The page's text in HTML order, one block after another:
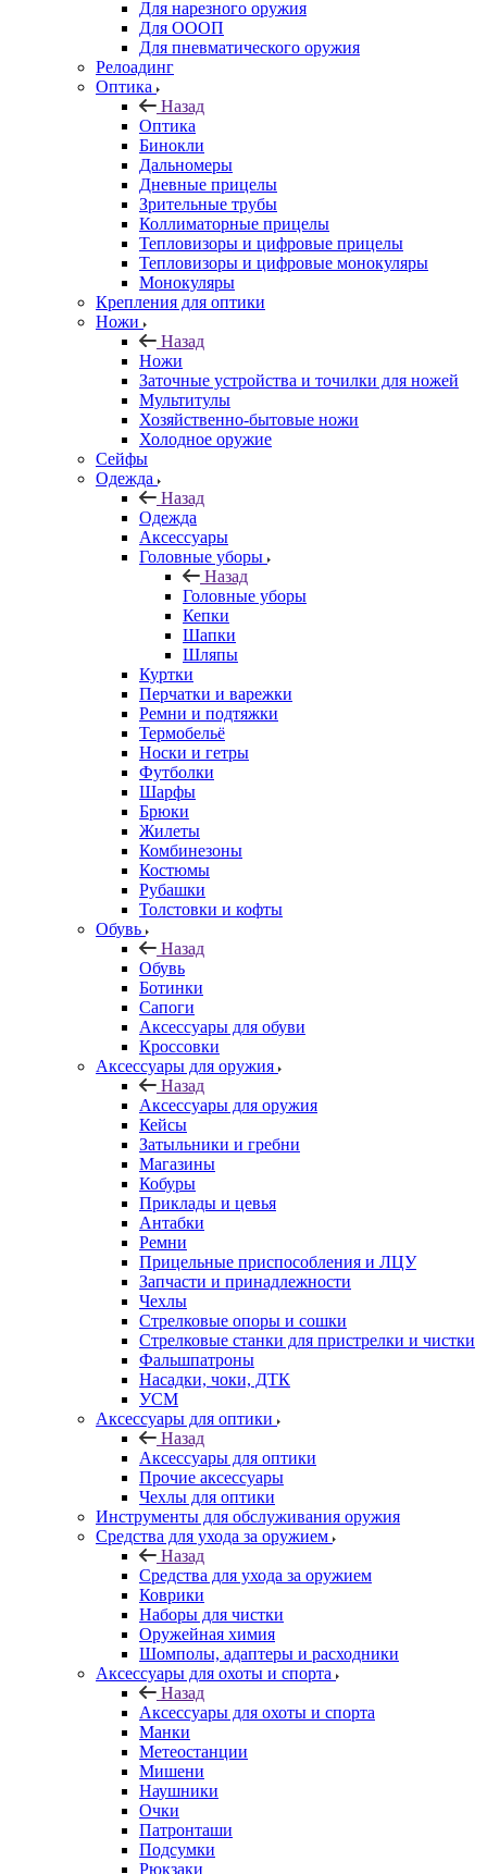
Для нарезного оружия
Для ОООП
Для пневматического оружия
Релоадинг
Оптика
Назад
Оптика
Бинокли
Дальномеры
Дневные прицелы
Зрительные трубы
Коллиматорные прицелы
Тепловизоры и цифровые прицелы
Тепловизоры и цифровые монокуляры
Монокуляры
Крепления для оптики
Ножи
Назад
Ножи
Заточные устройства и точилки для ножей
Мультитулы
Хозяйственно-бытовые ножи
Холодное оружие
Сейфы
Одежда
Назад
Одежда
Аксессуары
Головные уборы
Назад
Головные уборы
Кепки
Шапки
Шляпы
Куртки
Перчатки и варежки
Ремни и подтяжки
Термобельё
Носки и гетры
Футболки
Шарфы
Брюки
Жилеты
Комбинезоны
Костюмы
Рубашки
Толстовки и кофты
Обувь
Назад
Обувь
Ботинки
Сапоги
Аксессуары для обуви
Кроссовки
Аксессуары для оружия
Назад
Аксессуары для оружия
Кейсы
Затыльники и гребни
Магазины
Кобуры
Приклады и цевья
Антабки
Ремни
Прицельные приспособления и ЛЦУ
Запчасти и принадлежности
Чехлы
Стрелковые опоры и сошки
Стрелковые станки для пристрелки и чистки
Фальшпатроны
Насадки, чоки, ДТК
УСМ
Аксессуары для оптики
Назад
Аксессуары для оптики
Прочие аксессуары
Чехлы для оптики
Инструменты для обслуживания оружия
Средства для ухода за оружием
Назад
Средства для ухода за оружием
Коврики
Наборы для чистки
Оружейная химия
Шомполы, адаптеры и расходники
Аксессуары для охоты и спорта
Назад
Аксессуары для охоты и спорта
Манки
Метеостанции
Мишени
Наушники
Очки
Патронташи
Подсумки
Рюкзаки